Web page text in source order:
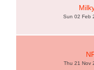
Sun 02 Feb
Thu 21 Nov